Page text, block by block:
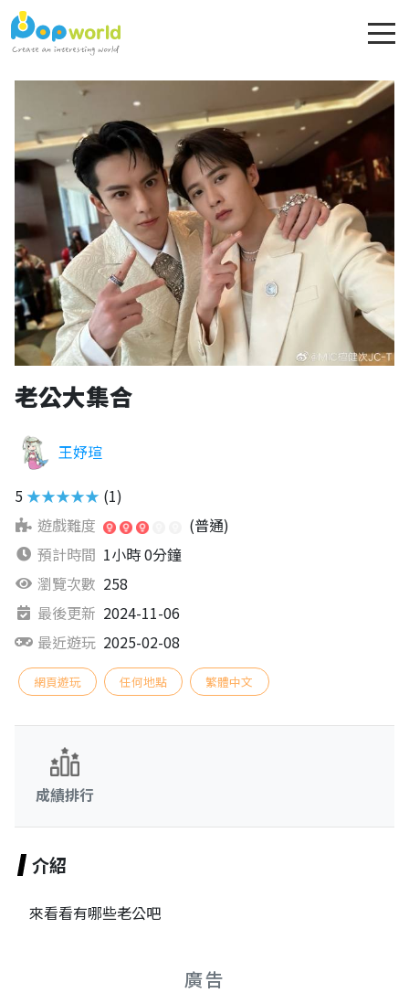
老公大集合
王妤瑄
5 ★★★★★ (1)
遊戲難度
(普通)
預計時間 1小時 0分鐘
瀏覽次數 258
最後更新 2024-11-06
最近遊玩 2025-02-08
網頁遊玩 任何地點 繁體中文
成績排行
介紹
來看看有哪些老公吧
廣告